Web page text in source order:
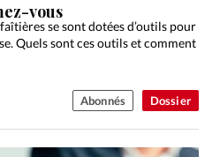
Dossier
vous
se sont dotées d’outils pour
Quels sont ces outils et comment
Abonnés